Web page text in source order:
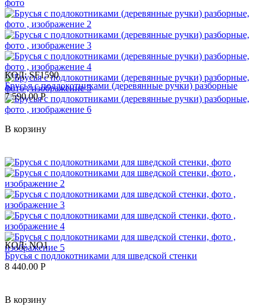
КОД: SF1590
Брусья с подлокотниками (деревянные ручки) разборные
7 590.00 Р
В корзину
КОД: NO1
Брусья с подлокотниками для шведской стенки
8 440.00 Р
В корзину